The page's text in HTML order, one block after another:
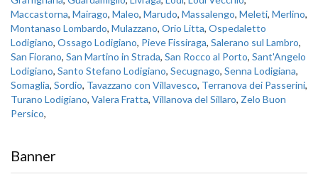
Maccastorna, Mairago, Maleo, Marudo, Massalengo, Meleti, Merlino,
Montanaso Lombardo, Mulazzano, Orio Litta, Ospedaletto
Lodigiano, Ossago Lodigiano, Pieve Fissiraga, Salerano sul Lambro,
San Fiorano, San Martino in Strada, San Rocco al Porto, Sant'Angelo
Lodigiano, Santo Stefano Lodigiano, Secugnago, Senna Lodigiana,
Somaglia, Sordio, Tavazzano con Villavesco, Terranova dei Passerini,
Turano Lodigiano, Valera Fratta, Villanova del Sillaro, Zelo Buon
Persico,
Banner